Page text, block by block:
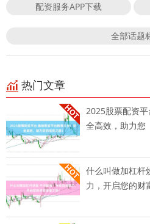
配资服务APP下载
全部话题
热门文章
2025股票配资
全高效，助力您
什么叫做加杠杆
力，开启您的财